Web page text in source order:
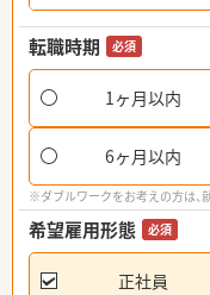
転職時期 必須
1ヶ月以内
6ヶ月以内
※ダブルワークをお考えの方は、
希望雇用形態 必須
正社員